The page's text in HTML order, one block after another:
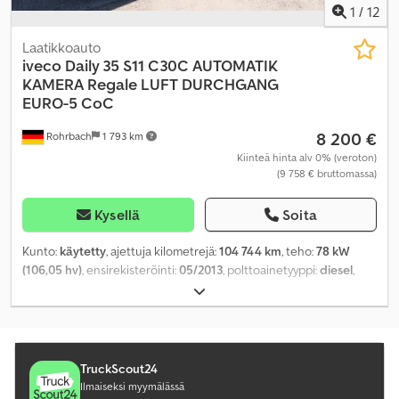
1 / 12
Rohrbach 1 793 km
Laatikkoauto
iveco Daily 35 S11 C30C AUTOMATIK
KAMERA Regale LUFT DURCHGANG
EURO-5 CoC
8 200 €
Kiinteä hinta alv 0% (veroton)
(9 758 € bruttomassa)
Kysellä Soita
Kunto: käytetty, ajettuja kilometrejä:104 744 km, teho:78 kW
(106,05 hv) , ensirekisteröinti:05/2013 , polttoainetyyppi:diesel
, maksimi kuormauspaino:
kokonaispaino:3 500 kg, akselikokoonpano:4x2, akseliväli:3 750
polttoaineenkulutus (kaupunkiajo):9 l/100 km,
polttoaineenkulutus (maantieajossa):
polttoaineenkulutus:7,9 l/100 km
TruckScout24
Ilmaiseksi myymälässä